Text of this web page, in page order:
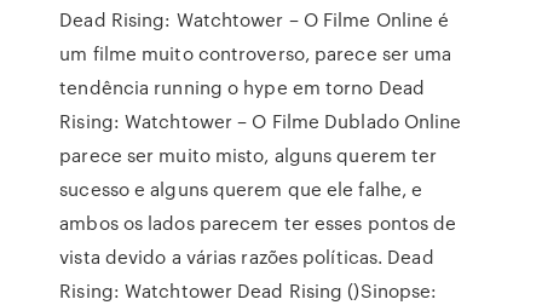
Dead Rising: Watchtower – O Filme Online é
um filme muito controverso, parece ser uma
tendência running o hype em torno Dead
Rising: Watchtower – O Filme Dublado Online
parece ser muito misto, alguns querem ter
sucesso e alguns querem que ele falhe, e
ambos os lados parecem ter esses pontos de
vista devido a várias razões políticas. Dead
Rising: Watchtower Dead Rising ()Sinopse: